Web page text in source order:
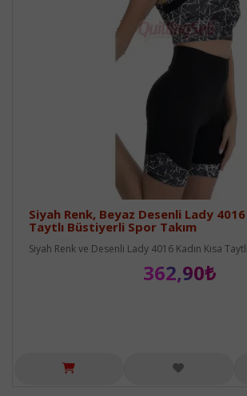
Siyah Renk, Beyaz Desenli Lady 4016
Taytlı Büstiyerli Spor Takım
Siyah Renk ve Desenli Lady 4016 Kadın Kısa
362,90₺